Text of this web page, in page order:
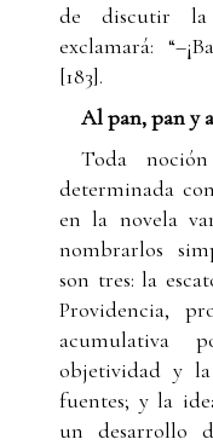
de discutir la
exclamará:
[183].
Al pan, pan y
Toda
determinada
en la novela
nombrarlos
son tres: la
Providencia,
acumulativa
objetividad y
fuentes; y la
un desarrollo